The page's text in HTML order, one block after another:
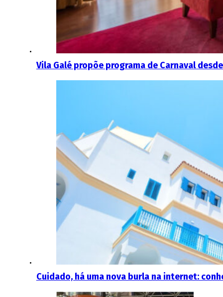
Vila Galé propõe programa de Carnaval
Cuidado, há uma nova burla na internet: